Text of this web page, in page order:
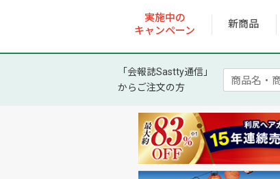
実施中の
キャンペーン
新商品
「会報誌Sastty通信」
からご注文の方